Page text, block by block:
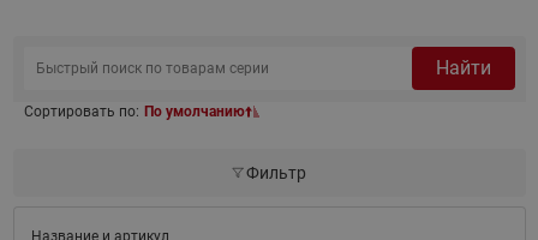
Найти
Сортировать по: По умолчанию
Фильтр